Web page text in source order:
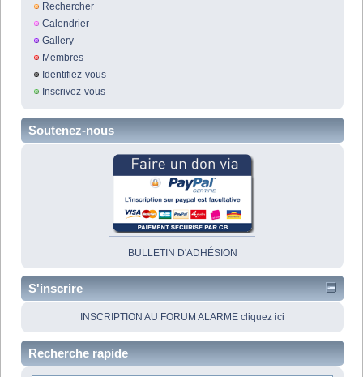
Rechercher
Calendrier
Gallery
Membres
Identifiez-vous
Inscrivez-vous
Soutenez-nous
BULLETIN D'ADHÉSION
S'inscrire
INSCRIPTION AU FORUM ALARME cliquez ici
Recherche rapide